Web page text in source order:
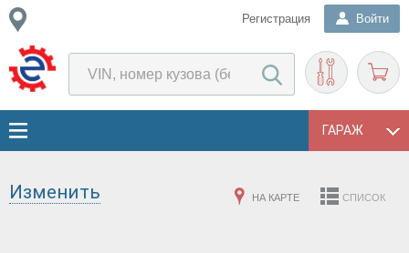
Регистрация Войти
ГАРАЖ
НА КАРТЕ СПИСОК
Изменить